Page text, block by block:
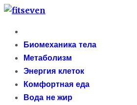
Skip
content
сайт о метаболизме и
организма после 40 лет
Primary
MenuБиомеханика тела
Метаболизм
Энергия клеток
Комфортная еда
Вода не жир